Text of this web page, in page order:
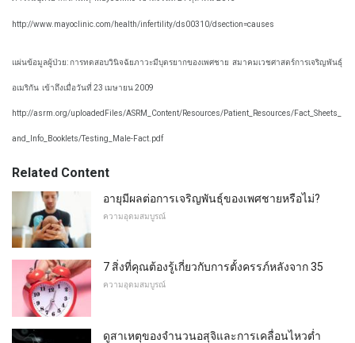
http://www.mayoclinic.com/health/infertility/ds00310/dsection=causes
แผ่นข้อมูลผู้ป่วย: การทดสอบวินิจฉัยภาวะมีบุตรยากของเพศชาย สมาคมเวชศาสตร์การเจริญพันธุ์
อเมริกัน เข้าถึงเมื่อวันที่ 23 เมษายน 2009
http://asrm.org/uploadedFiles/ASRM_Content/Resources/Patient_Resources/Fact_Sheets_
and_Info_Booklets/Testing_Male-Fact.pdf
Related Content
อายุมีผลต่อการเจริญพันธุ์ของเพศชายหรือไม่?
ความอุดมสมบูรณ์
7 สิ่งที่คุณต้องรู้เกี่ยวกับการตั้งครรภ์หลังจาก 35
ความอุดมสมบูรณ์
ดูสาเหตุของจำนวนอสุจิและการเคลื่อนไหวต่ำ